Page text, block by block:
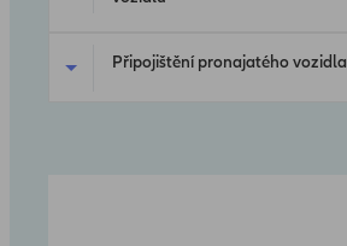
Připojištění pronajatého vozidla